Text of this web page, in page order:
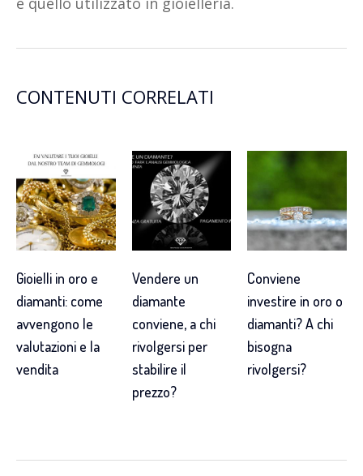
CONTENUTI CORRELATI
Gioielli in oro e
diamanti: come
avvengono le
valutazioni e la
vendita
Vendere un
diamante
conviene, a chi
rivolgersi per
stabilire il
prezzo?
Conviene
investire in oro o
diamanti? A chi
bisogna
rivolgersi?